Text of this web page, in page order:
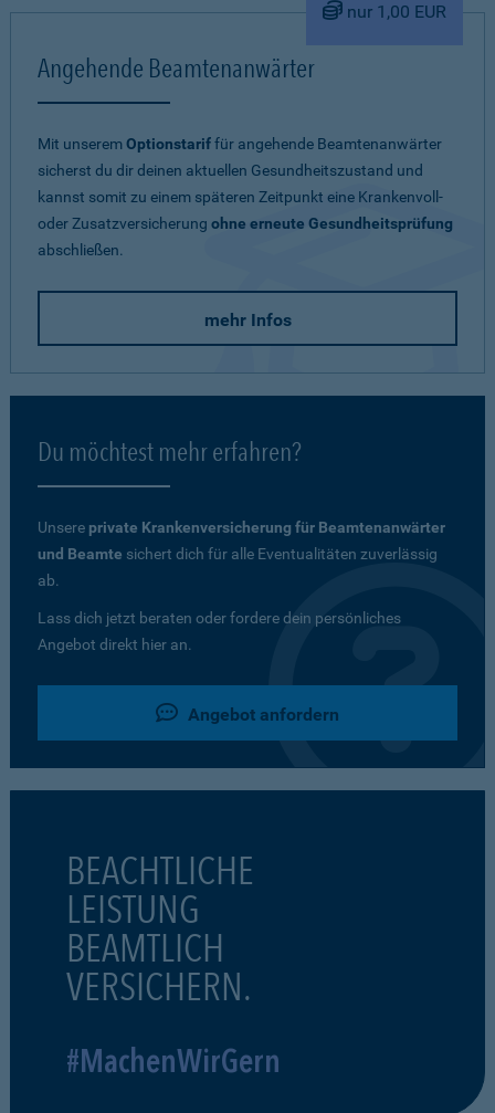
nur 1,00 EUR
Angehende Beamtenanwärter
Mit unseremOptionstariffür angehende Beamtenanwärter
sicherst du dir deinen aktuellen Gesundheitszustand und
kannst somit zu einem späteren Zeitpunkt eine Krankenvoll-
oder Zusatzversicherung ohne erneute Gesundheitsprüfung
abschließen.
mehr Infos
Du möchtest mehr erfahren?
Unsere private Krankenversicherung für Beamtenanwärter
und Beamte sichert dich für alle Eventualitäten zuverlässig
ab.
Lass dich jetzt beraten oder fordere dein persönliches
Angebot direkt hier an.
Angebot anfordern
BEACHTLICHE
LEISTUNG
BEAMTLICH
VERSICHERN.
#MachenWirGern